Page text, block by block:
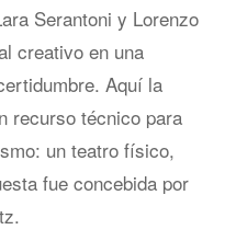
Serantoni y Lorenzo
creativo en una
Aquí la
recurso técnico para
un teatro físico,
fue concebida por